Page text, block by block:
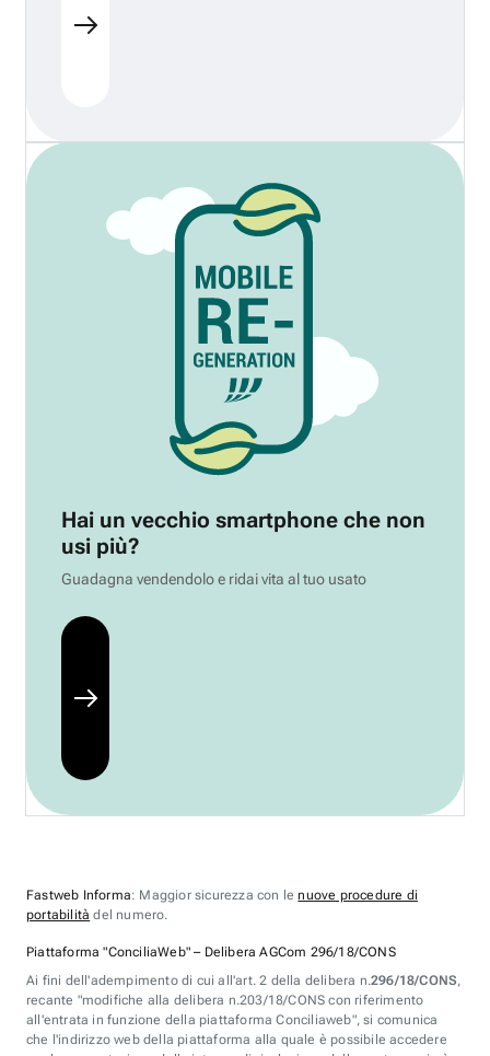
Hai un vecchio smartphone che non
usi più?
Guadagna vendendolo e ridai vita al tuo usato
Fastweb Informa: Maggior sicurezza con lenuove procedure di
portabilità del numero.
Piattaforma "ConciliaWeb" – Delibera AGCom 296/18/CONS
Ai fini dell'adempimento di cui all'art. 2 della delibera n.296/18/CONS,
recante "modifiche alla delibera n.203/18/CONS con riferimento
all'entrata in funzione della piattaforma Conciliaweb", si comunica
che l'indirizzo web della piattaforma alla quale è possibile accedere